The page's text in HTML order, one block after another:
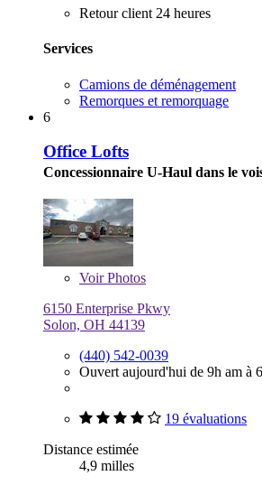
Retour client 24 heures
Services
Camions de déménagement
Remorques et remorquage
6
Office Lofts
Concessionnaire U-Haul dans le
VoirPhotos
6150 Enterprise Pkwy
Solon, OH 44139
(440) 542-0039
Ouvert aujourd'hui de 9h am à
19 évaluations
Distance estimée
4,9 milles